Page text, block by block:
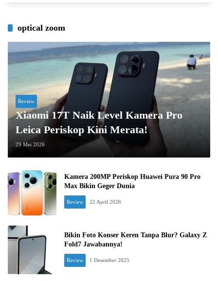
optical zoom
Review
Xiaomi 17T Naik Level Kamera Pro
Leica Periskop Kini Merata!
29 Mei 2026
Kamera 200MP Periskop Huawei Pura 90 Pro
Max Bikin Geger Dunia
Review 22 April 2026
Bikin Foto Konser Keren Tanpa Blur? Galaxy Z
Fold7 Jawabannya!
Review 1 Desember 2025